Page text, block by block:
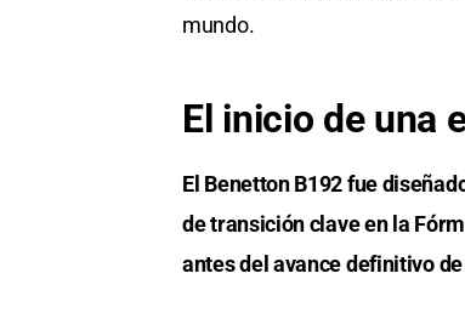
mundo.
El inicio de una
El Benetton B192 fue
de transición clave en la
antes del avance definitivo